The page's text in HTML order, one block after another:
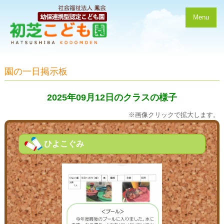
Menu
園の一日掲示板
2025年09月12日のクラスの様子
※画像クリックで拡大します。
ひよこぐみ